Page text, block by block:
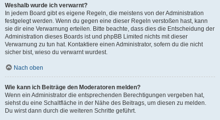
Weshalb wurde ich verwarnt?
In jedem Board gibt es eigene Regeln, die meistens von der Administration
festgelegt werden. Wenn du gegen eine dieser Regeln verstoßen hast, kann
sie dir eine Verwarnung erteilen. Bitte beachte, dass dies die Entscheidung der
Administration dieses Boards ist und phpBB Limited nichts mit dieser
Verwarnung zu tun hat. Kontaktiere einen Administrator, sofern du die nicht
sicher bist, wieso du verwarnt wurdest.
Nach oben
Wie kann ich Beiträge den Moderatoren melden?
Wenn ein Administrator die entsprechenden Berechtigungen vergeben hat,
siehst du eine Schaltfläche in der Nähe des Beitrags, um diesen zu melden.
Du wirst dann durch die weiteren Schritte geführt.